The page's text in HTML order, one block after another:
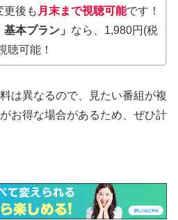
更後も 月末まで視聴可能です！
基本プラン」 なら、1,980円(税
聴可能！
は異なるので、見たい番組が複
お得な場合があるため、ぜひ計